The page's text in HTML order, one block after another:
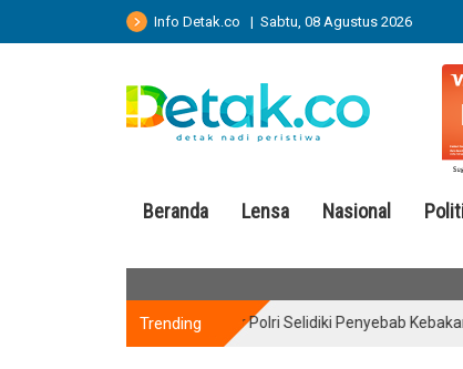
Info Detak.co | Sabtu, 08 Agustus 2026
Beranda Lensa Nasional
Trending
Puslabfor Polri Selidiki Penyebab Kebakaran